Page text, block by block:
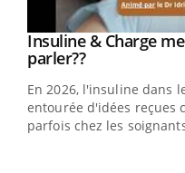
Youtube
Insuline & Charge
parler??Youtube
En 2026, l'insuline dans
entourée d'idées reçues
parfois chez les